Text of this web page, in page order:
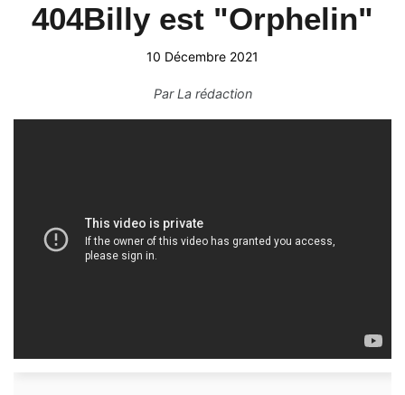
404Billy est "Orphelin"
10 Décembre 2021
ParLa rédaction